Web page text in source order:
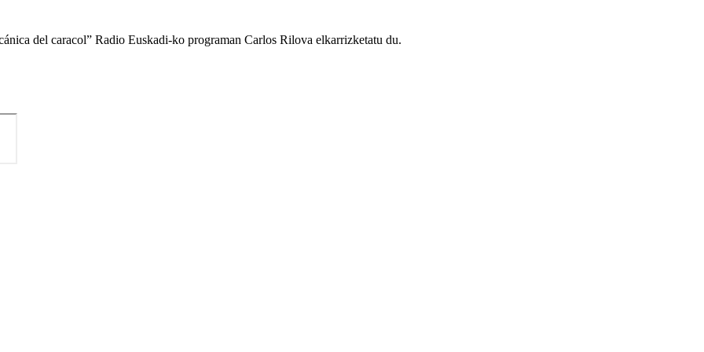
del caracol” Radio Euskadi-ko programan Carlos Rilova elkarrizketatu du.